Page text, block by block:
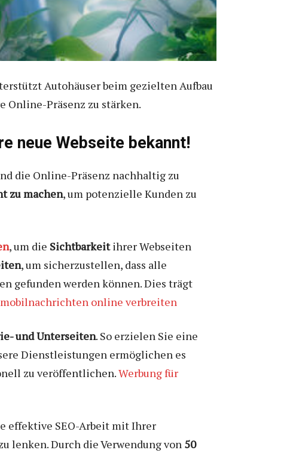
Autohäuser beim gezielten Aufbau
Online-Präsenz zu stärken.
neue Webseite bekannt!
die Online-Präsenz nachhaltig zu
zu machen, um potenzielle Kunden zu
, um die Sichtbarkeitihrer Webseiten
, um sicherzustellen, dass alle
gefunden werden können. Dies trägt
online verbreiten
und Unterseiten. So erzielen Sie eine
Dienstleistungen ermöglichen es
zu veröffentlichen.Werbung für
effektive SEO-Arbeit mit Ihrer
lenken. Durch die Verwendung von 50